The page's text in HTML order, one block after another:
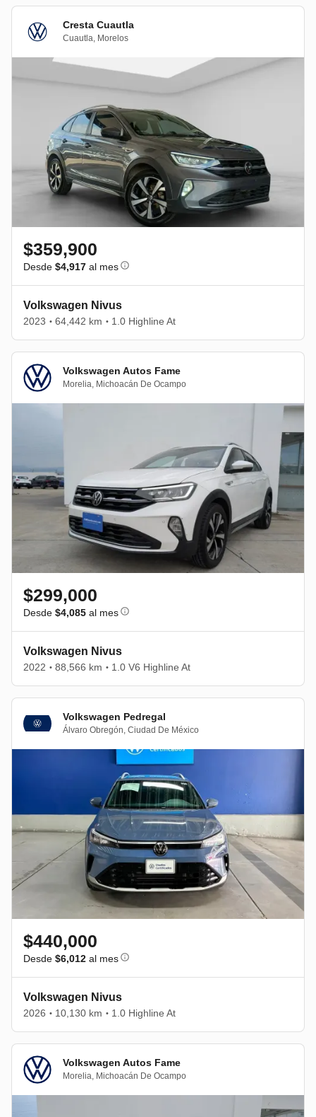
Cresta Cuautla
Cuautla, Morelos
$359,900
Desde $4,917 al mes
Volkswagen Nivus
2023 • 64,442 km • 1.0 Highline At
Volkswagen Autos Fame
Morelia, Michoacán De Ocampo
$299,000
Desde $4,085 al mes
Volkswagen Nivus
2022 • 88,566 km • 1.0 V6 Highline At
Volkswagen Pedregal
Álvaro Obregón, Ciudad De México
$440,000
Desde $6,012 al mes
Volkswagen Nivus
2026 • 10,130 km • 1.0 Highline At
Volkswagen Autos Fame
Morelia, Michoacán De Ocampo